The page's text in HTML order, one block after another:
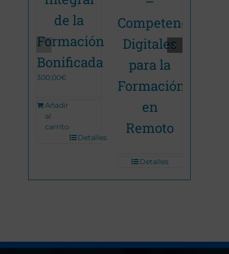
de la
Formación
Bonificada
300,00€
Añadir
al
carrito
Detalles
Competencias
Digitales
para la
Formación
en
Remoto
Detalles